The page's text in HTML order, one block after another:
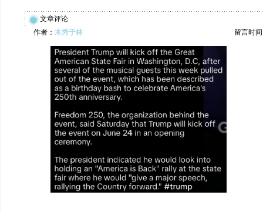
文章评论
作者： 木秀于林 留言时间